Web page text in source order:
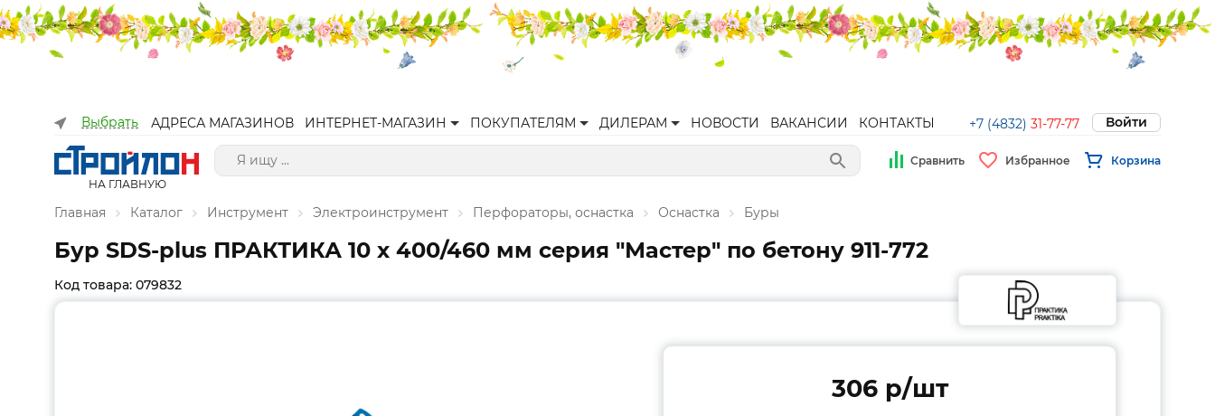
Выбрать АДРЕСА МАГАЗИНОВ ИНТЕРНЕТ-МАГАЗИН ПОКУПАТЕЛЯМ ДИЛЕРАМ НОВОСТИ ВАКАНСИИ КОНТАКТЫ +7 (4832) 31-77-77 Войти
НА ГЛАВНУЮ
Сравнить Избранное Корзина
Главная Каталог Инструмент Электроинструмент Перфораторы, оснастка Оснастка Буры
Бур SDS-plus ПРАКТИКА 10 х 400/460 мм серия "Мастер" по бетону 911-772
Код товара: 079832
306 p/шт